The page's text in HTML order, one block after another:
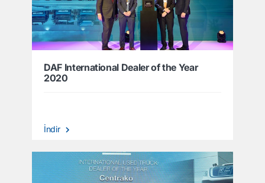
DAF International Dealer of the Year
2020
İndir